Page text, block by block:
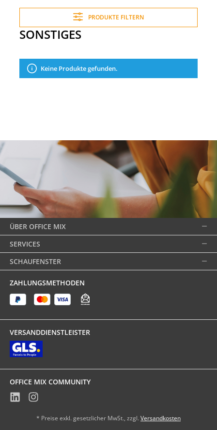
PRODUKTE FILTERN
SONSTIGES
Keine Produkte gefunden.
ÜBER OFFICE MIX
SERVICES
SCHAUFENSTER
ZAHLUNGSMETHODEN
VERSANDDIENSTLEISTER
OFFICE MIX COMMUNITY
* Preise exkl. gesetzlicher MwSt., zzgl. Versandkosten